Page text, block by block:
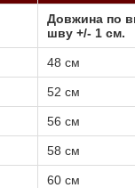
Довжина по
шву +/- 1 cм.
48 см
52 см
56 см
58 см
60 см